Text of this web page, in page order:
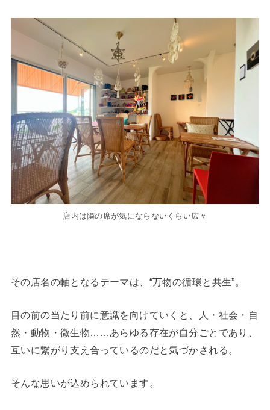
店内は隣の席が気にならないくらい広々
その店名の軸となるテーマは、“万物の循環と共生”。
目の前の当たり前に意識を向けていくと、人・社会・自
然・動物・微生物……あらゆる存在が自分ごとであり、
互いに繋がり支え合っているのだと気づかされる。
そんな思いが込められています。